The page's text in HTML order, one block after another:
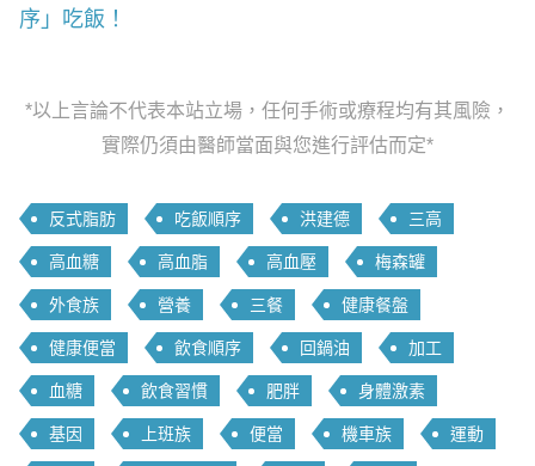
序」吃飯！
*以上言論不代表本站立場，任何手術或療程均有其風險，
實際仍須由醫師當面與您進行評估而定*
反式脂肪 吃飯順序 洪建德 三高
高血糖 高血脂 高血壓 梅森罐
外食族 營養 三餐 健康餐盤
健康便當 飲食順序 回鍋油 加工
血糖 飲食習慣 肥胖 身體激素
基因 上班族 便當 機車族 運動